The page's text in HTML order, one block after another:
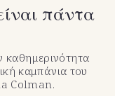
πάντα
καθημερινότητα
καμπάνια του
Colman.